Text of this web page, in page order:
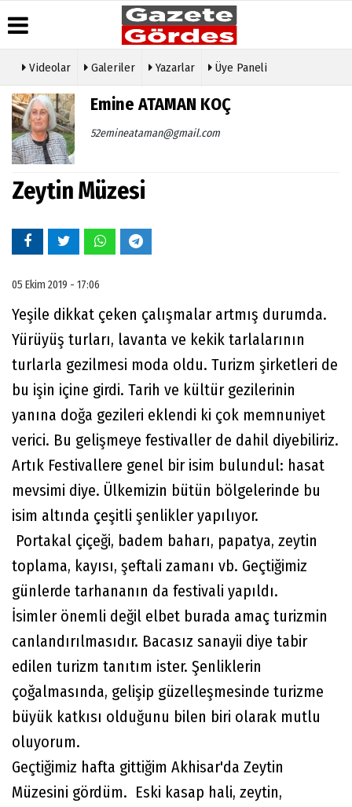
Üye Paneli
Haber
Arşivi
Gazete
Arşivi
Günün
Haberleri
Hava
Durumu
Gazete
Biyografiler
Köşe
Yazarları
Video
Videolar Galeriler Yazarlar Üye Paneli
Emine ATAMAN KOÇ
52emineataman@gmail.com
Zeytin Müzesi
05 Ekim 2019 - 17:06
Yeşile dikkat çeken çalışmalar artmış durumda.
Yürüyüş turları, lavanta ve kekik tarlalarının
turlarla gezilmesi moda oldu. Turizm şirketleri de
bu işin içine girdi. Tarih ve kültür gezilerinin
yanına doğa gezileri eklendi ki çok memnuniyet
verici. Bu gelişmeye festivaller de dahil diyebiliriz.
Artık Festivallere genel bir isim bulundul: hasat
mevsimi diye. Ülkemizin bütün bölgelerinde bu
isim altında çeşitli şenlikler yapılıyor.
Portakal çiçeği, badem baharı, papatya, zeytin
toplama, kayısı, şeftali zamanı vb. Geçtiğimiz
günlerde tarhananın da festivali yapıldı.
İsimler önemli değil elbet burada amaç turizmin
canlandırılmasıdır. Bacasız sanayii diye tabir
edilen turizm tanıtım ister. Şenliklerin
çoğalmasında, gelişip güzelleşmesinde turizme
büyük katkısı olduğunu bilen biri olarak mutlu
oluyorum.
Geçtiğimiz hafta gittiğim Akhisar'da Zeytin
Müzesini gördüm. Eski kasap hali, zeytin,